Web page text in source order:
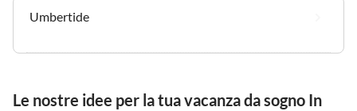
Umbertide
Le nostre idee per la tua vacanza da sogno In